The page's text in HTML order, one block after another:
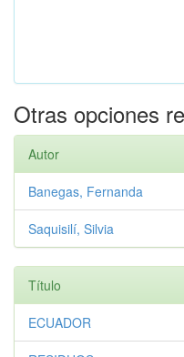
Otras opciones
Autor
Banegas, Fernanda
Saquisilí, Silvia
Título
ECUADOR